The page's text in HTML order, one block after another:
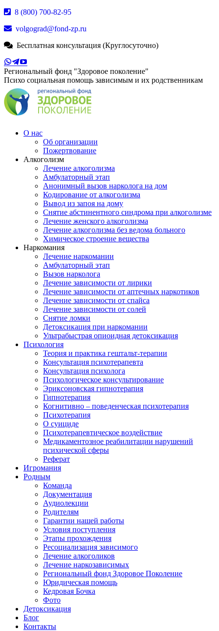
Перейти
содержанию
8 (800) 700-82-95
volgograd@fond-zp.ru
Бесплатная консультация (Круглосуточно)
Страница
Whatsapp
открывается
в
новом
окне
Страница
Телеграм
открывается
в
новом
окне
YouTube
открывается
новом
окне
Региональный фонд "Здоровое поколение"
Психо социальная помощь зависимым и их родственникам
О нас
Об организации
Пожертвование
Алкоголизм
Лечение алкоголизма
Амбулаторный этап
Анонимный вызов нарколога на дом
Кодирование от алкоголизма
Вывод из запоя на дому
Снятие абстинентного синдрома при алкоголизме
Лечение женского алкоголизма
Лечение алкоголизма без ведома больного
Химическое строение вещества
Наркомания
Лечение наркомании
Амбулаторный этап
Вызов нарколога
Лечение зависимости от лирики
Лечение зависимости от аптечных наркотиков
Лечение зависимости от спайса
Лечение зависимости от солей
Снятие ломки
Детоксикация при наркомании
Ультрабыстрая опиоидная детоксикация
Психология
Теория и практика гештальт-терапии
Консультация психотерапевта
Консультация психолога
Психологическое консультирование
Эриксоновская гипнотерапия
Гипнотерапия
Когнитивно – поведенческая психотерапия
Психотерапия
О суициде
Психотерапевтическое воздействие
Медикаментозное реабилитации нарушений
психической сферы
Реферат
Игромания
Родным
Команда
Документация
Аудиолекции
Родителям
Гарантии нашей работы
Условия поступления
Этапы прохождения
Ресоциализация зависимого
Лечение алкоголиков
Лечение наркозависимых
Региональный фонд Здоровое Поколение
Юридическая помощь
Кедровая Бочка
Фото
Детоксикация
Блог
Контакты